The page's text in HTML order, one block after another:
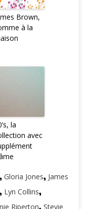
Brown,
à la
la
avec
, Gloria Jones, James
, Lyn Collins,
Riperton, Stevie